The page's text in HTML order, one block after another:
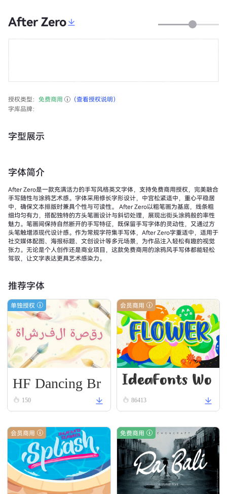
After Zero
授权类型： 免费商用
（查看授权说明）
字库品牌：
字型展示
字体简介
After Zero是一款充满活力的手写风格英文字体，支持免费商用授权，完美融合
手写随性与涂鸦艺术感。字体采用修长字形设计，中宫松紧适中，重心平稳居
中，确保文本排版时兼具个性与可读性。 After Zero以粗笔画为基底，线条粗
细均匀有力，搭配独特的方头笔画设计与斜切处理，展现出街头涂鸦般的率性
魅力。笔画间保持自然断开的手写特征，既保留手写字体的灵动性，又通过方
头笔触增添现代设计感。作为常规字符集手写体，After Zero字重适中，适用于
社交媒体配图、海报标题、文创设计等多元场景，为作品注入轻松有趣的视觉
张力。无论是个人创作还是商业项目，这款免费商用的涂鸦风手写体都能轻松
驾驭，让文字表达更具艺术感染力。
推荐字体
单独授权
HF Dancing Br
ush
150
会员商用
IdeaFonts Wo
odcut
86413
会员商用 免费商用